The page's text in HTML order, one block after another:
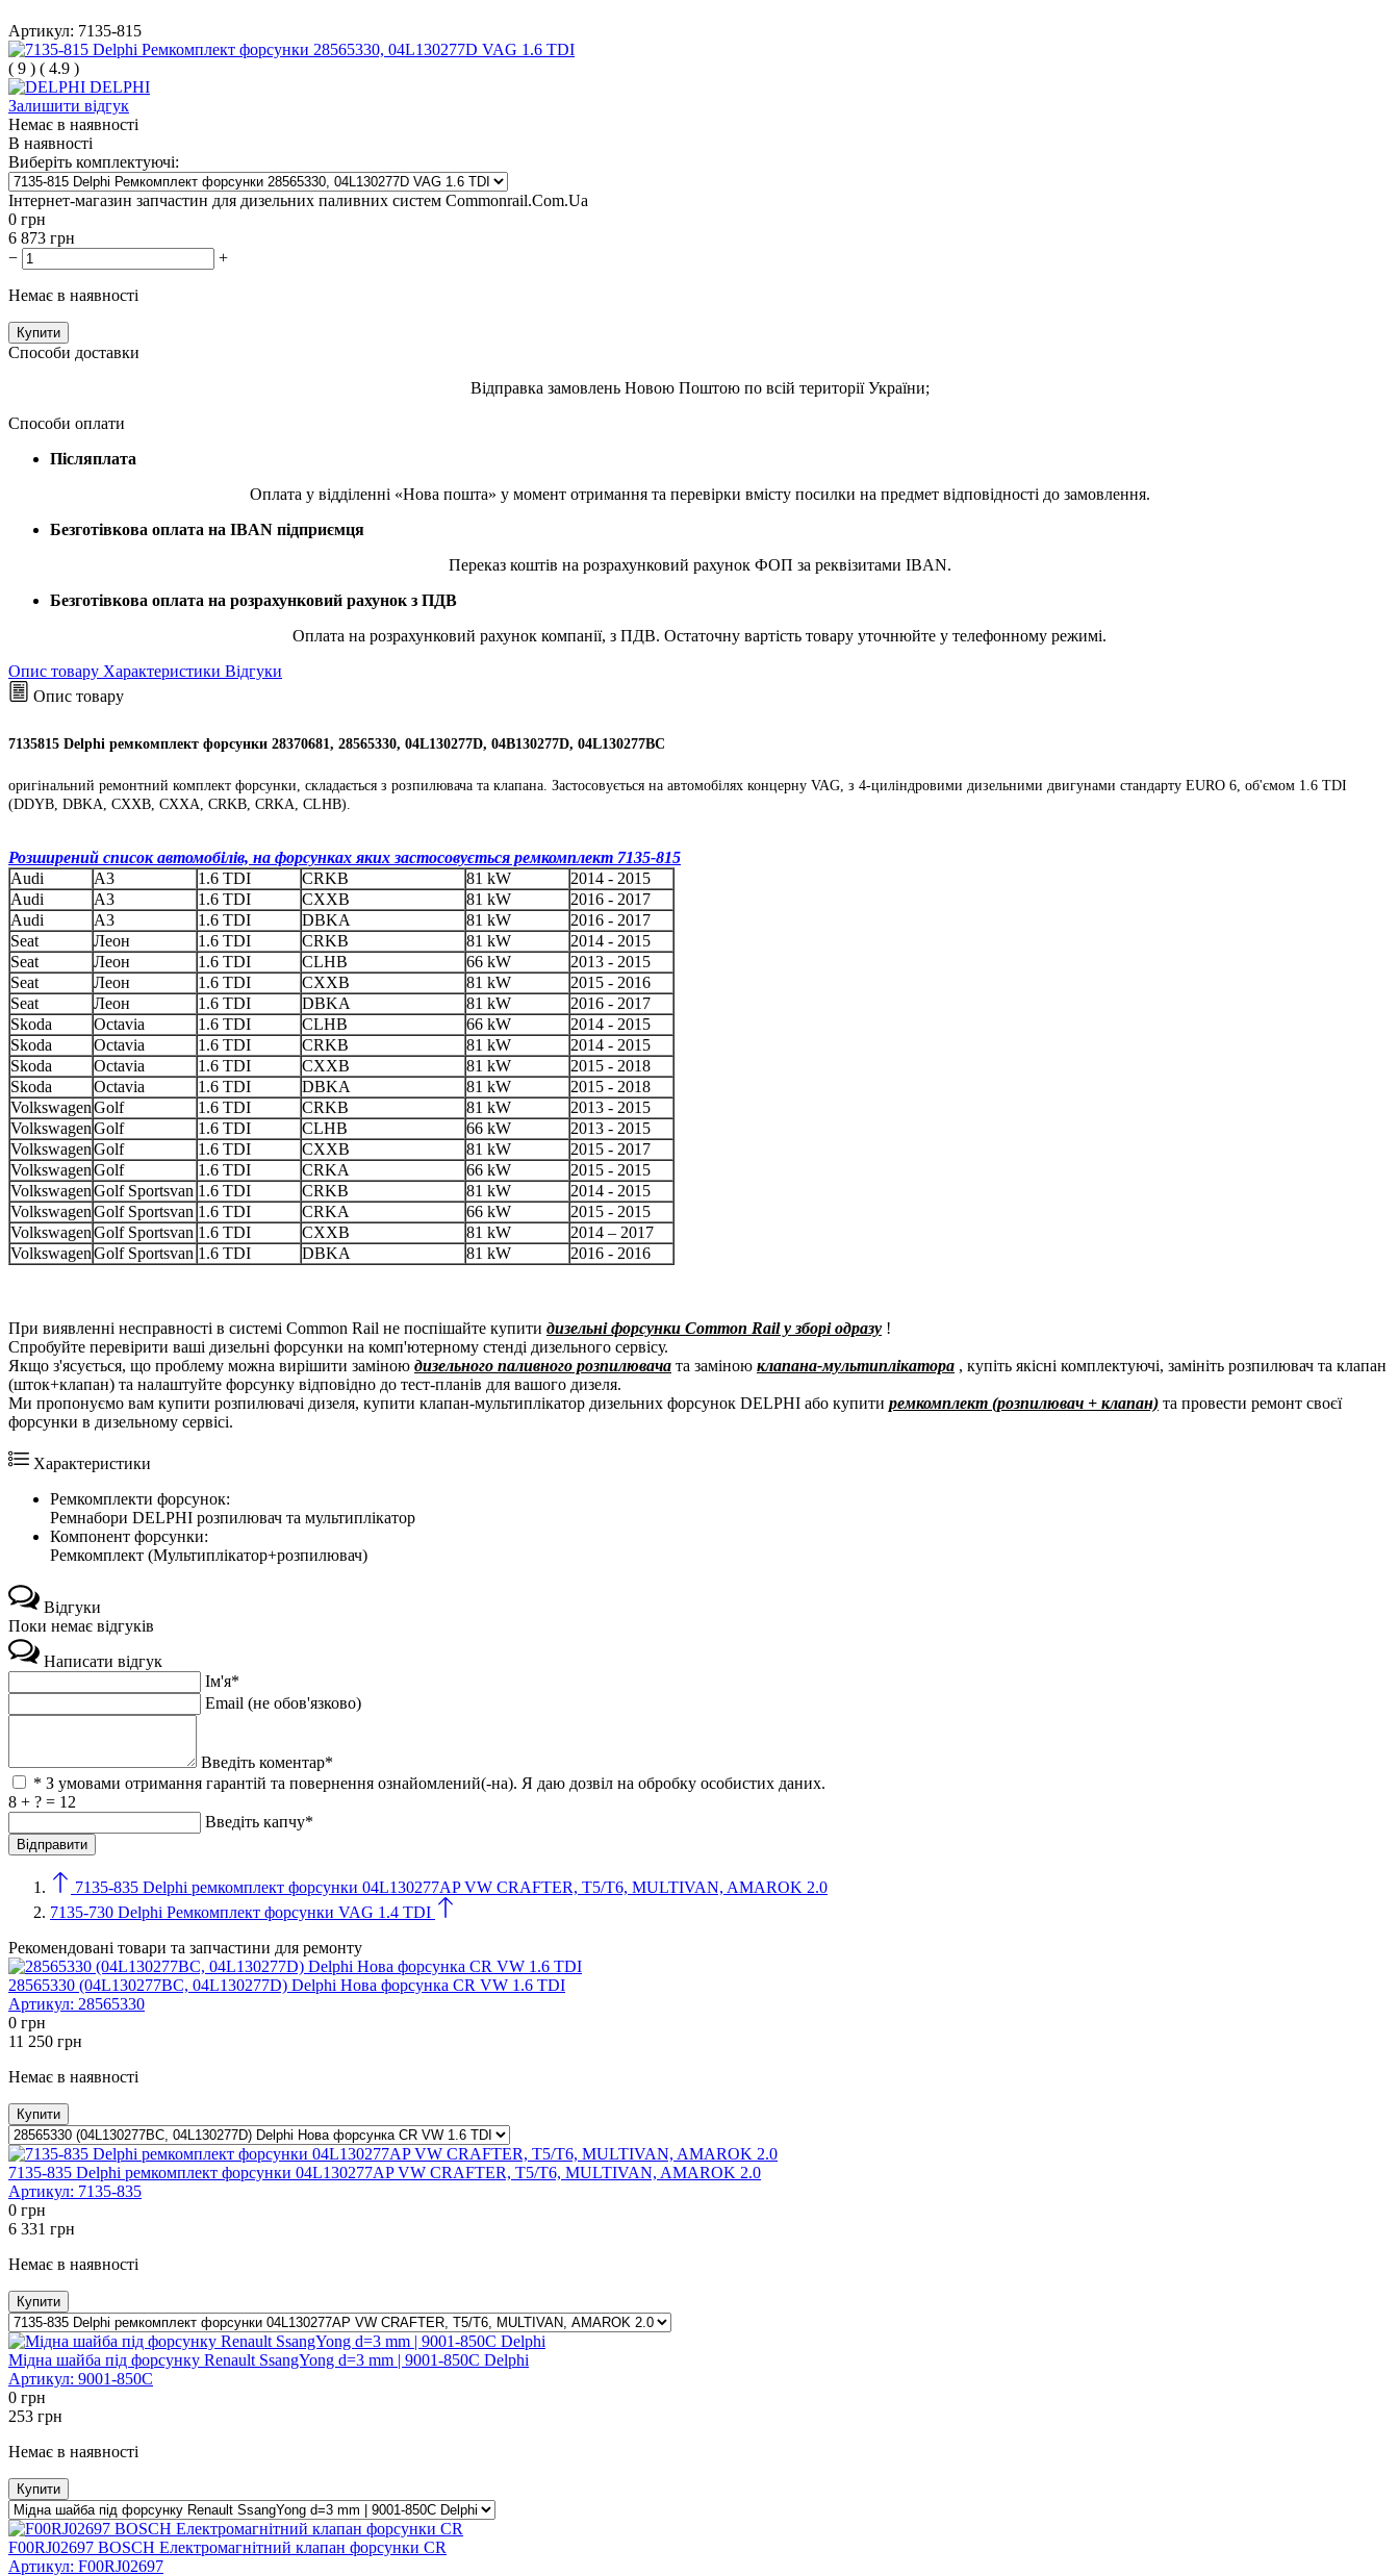
Артикул: 7135-815
( 9 ) ( 4.9 )
DELPHI
Залишити відгук
Немає в наявності
В наявності
Виберіть комплектуючі:
Інтернет-магазин запчастин для дизельних паливних систем Commonrail.Com.Ua
0 грн
6 873 грн
−
+
Немає в наявності
Купити
Способи доставки
Відправка замовлень Новою Поштою по всій території України;
Способи оплати
Післяплата
Оплата у відділенні «Нова пошта» у момент отримання та перевірки вмісту посилки на предмет відповідності до замовлення.
Безготівкова оплата на IBAN підприємця
Переказ коштів на розрахунковий рахунок ФОП за реквізитами IBAN.
Безготівкова оплата на розрахунковий рахунок з ПДВ
Оплата на розрахунковий рахунок компанії, з ПДВ. Остаточну вартість товару уточнюйте у телефонному режимі.
Опис товару Характеристики Відгуки
Опис товару
7135815 Delphi ремкомплект форсунки 28370681, 28565330, 04L130277D, 04B130277D, 04L130277BC
оригінальний ремонтний комплект форсунки, складається з розпилювача та клапана. Застосовується на автомобілях концерну VAG, з 4-циліндровими дизельними двигунами стандарту EURO 6, об'ємом 1.6 TDI
(DDYB, DBKA, CXXB, CXXA, CRKB, CRKA, CLHB).
Розширений список автомобілів, на форсунках яких застосовується ремкомплект 7135-815
Audi
A3 1.6 TDI CRKB 81 kW
2014 - 2015
Audi
A3 1.6 TDI CXXB 81 kW
2016 - 2017
Audi
A3 1.6 TDI DBKA 81 kW
2016 - 2017
Seat
Леон 1.6 TDI CRKB 81 kW
2014 - 2015
Seat
Леон 1.6 TDI CLHB 66 kW
2013 - 2015
Seat
Леон 1.6 TDI CXXB 81 kW
2015 - 2016
Seat
Леон 1.6 TDI DBKA 81 kW
2016 - 2017
Skoda
Octavia 1.6 TDI CLHB 66 kW
2014 - 2015
Skoda
Octavia 1.6 TDI CRKB 81 kW
2014 - 2015
Skoda
Octavia 1.6 TDI CXXB 81 kW
2015 - 2018
Skoda
Octavia 1.6 TDI DBKA 81 kW
2015 - 2018
VolkswagenGolf 1.6 TDI CRKB 81 kW
2013 - 2015
VolkswagenGolf 1.6 TDI CLHB 66 kW
2013 - 2015
VolkswagenGolf 1.6 TDI CXXB 81 kW
2015 - 2017
VolkswagenGolf 1.6 TDI CRKA 66 kW
2015 - 2015
VolkswagenGolf Sportsvan 1.6 TDI CRKB 81 kW
2014 - 2015
VolkswagenGolf Sportsvan 1.6 TDI CRKA 66 kW
2015 - 2015
VolkswagenGolf Sportsvan 1.6 TDI CXXB 81 kW
2014 – 2017
VolkswagenGolf Sportsvan 1.6 TDI DBKA 81 kW 2016 - 2016
При виявленні несправності в системі Common Rail не поспішайте купити дизельні форсунки Common Rail у зборі одразу !
Спробуйте перевірити ваші дизельні форсунки на комп'ютерному стенді дизельного сервісу.
Якщо з'ясується, що проблему можна вирішити заміною дизельного паливного розпилювача та заміною клапана-мультиплікатора , купіть якісні комплектуючі, замініть розпилювач та клапан
(шток+клапан) та налаштуйте форсунку відповідно до тест-планів для вашого дизеля.
Ми пропонуємо вам купити розпилювачі дизеля, купити клапан-мультиплікатор дизельних форсунок DELPHI або купити ремкомплект (розпилювач + клапан) та провести ремонт своєї
форсунки в дизельному сервісі.
Характеристики
Ремкомплекти форсунок:
Ремнабори DELPHI розпилювач та мультиплікатор
Компонент форсунки:
Ремкомплект (Мультиплікатор+розпилювач)
Відгуки
Поки немає відгуків
Написати відгук
Ім'я*
Email (не обов'язково)
Введіть коментар*
* З умовами отримання гарантій та повернення ознайомлений(-на). Я даю дозвіл на обробку особистих даних.
8 + ? = 12
Введіть капчу*
7135-835 Delphi ремкомплект форсунки 04L130277AP VW CRAFTER, T5/T6, MULTIVAN, AMAROK 2.0
7135-730 Delphi Ремкомплект форсунки VAG 1.4 TDI
Рекомендовані товари та запчастини для ремонту
28565330 (04L130277BC, 04L130277D) Delphi Нова форсунка CR VW 1.6 TDI
Артикул: 28565330
0 грн
11 250 грн
Немає в наявності
Купити
7135-835 Delphi ремкомплект форсунки 04L130277AP VW CRAFTER, T5/T6, MULTIVAN, AMAROK 2.0
Артикул: 7135-835
0 грн
6 331 грн
Немає в наявності
Купити
Мідна шайба під форсунку Renault SsangYong d=3 mm | 9001-850C Delphi
Артикул: 9001-850C
0 грн
253 грн
Немає в наявності
Купити
F00RJ02697 BOSCH Електромагнітний клапан форсунки CR
Артикул: F00RJ02697